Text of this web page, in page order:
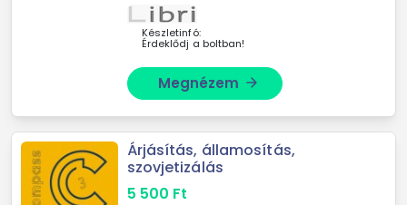
kell vennem. Egyetlen vigaszom, ...
Készletinfó:
Érdeklődj a boltban!
Megnézem arrow_forward
Árjásítás, államosítás,
szovjetizálás
5 500 Ft